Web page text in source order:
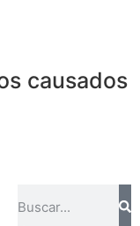
causados